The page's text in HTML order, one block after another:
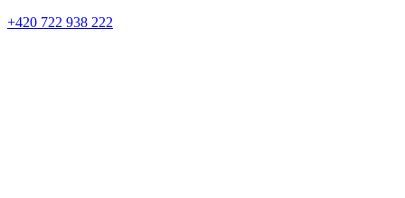
+420 722 938 222